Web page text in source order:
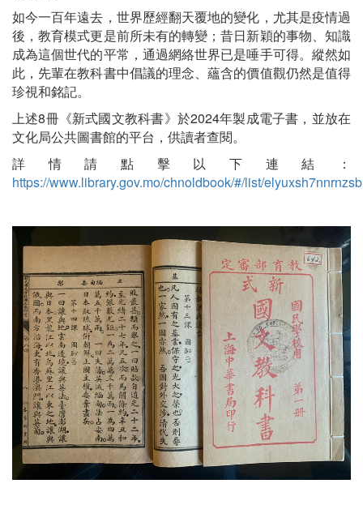
如今一百年遠去，世界歷經翻天覆地的變化，尤其是疫情過
後，教育模式更是前所未有的轉變；昔日新穎的事物、知識
成為這個世代的平常，通過網絡世界已是唾手可得。縱然如
此，先輩在教科書中倡議的理念、蘊含的價值觀仍然是值得
珍視和銘記。
上述8冊《新式國文教科書》於2024年製成電子書，並放在
文化局公共圖書館的平台，供讀者查閱。
詳情請點擊以下連結：
https://www.library.gov.mo/chnoldbook/#/list/elyuxsh7nnrnzsb